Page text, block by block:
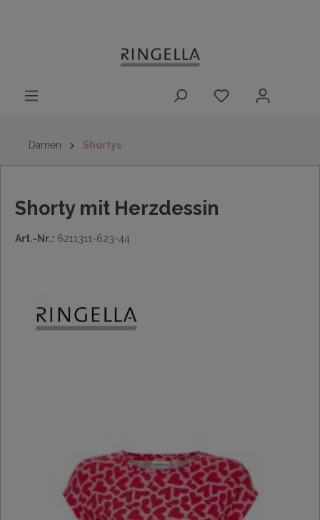
Damen Shortys
Shorty mit Herzdessin
Art.-Nr.: 6211311-623-44